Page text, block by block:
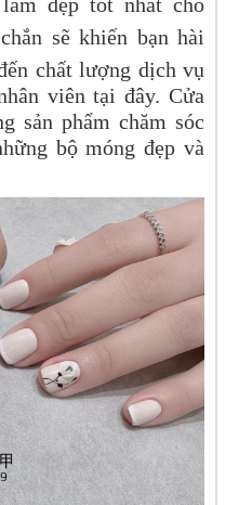
sẽ khiến bạn hài
chất lượng dịch vụ
viên tại đây. Cửa
sản phẩm chăm sóc
bộ móng đẹp và